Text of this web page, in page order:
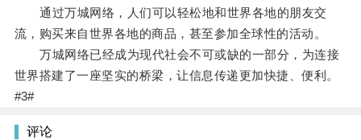
通过万城网络，人们可以轻松地和世界各地的朋友交
流，购买来自世界各地的商品，甚至参加全球性的活动。
万城网络已经成为现代社会不可或缺的一部分，为连接
世界搭建了一座坚实的桥梁，让信息传递更加快捷、便利。
#3#
评论